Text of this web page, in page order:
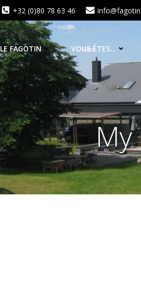
+32 (0)80 78 63 46
LE FAGOTIN VOUS ÊTES…
My